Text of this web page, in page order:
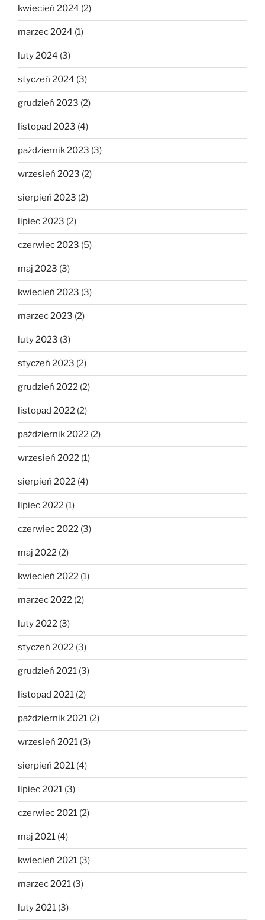
kwiecień 2024 (2)
marzec 2024 (1)
luty 2024 (3)
styczeń 2024 (3)
grudzień 2023 (2)
listopad 2023 (4)
październik 2023 (3)
wrzesień 2023 (2)
sierpień 2023 (2)
lipiec 2023 (2)
czerwiec 2023 (5)
maj 2023 (3)
kwiecień 2023 (3)
marzec 2023 (2)
luty 2023 (3)
styczeń 2023 (2)
grudzień 2022 (2)
listopad 2022 (2)
październik 2022 (2)
wrzesień 2022 (1)
sierpień 2022 (4)
lipiec 2022 (1)
czerwiec 2022 (3)
maj 2022 (2)
kwiecień 2022 (1)
marzec 2022 (2)
luty 2022 (3)
styczeń 2022 (3)
grudzień 2021 (3)
listopad 2021 (2)
październik 2021 (2)
wrzesień 2021 (3)
sierpień 2021 (4)
lipiec 2021 (3)
czerwiec 2021 (2)
maj 2021 (4)
kwiecień 2021 (3)
marzec 2021 (3)
luty 2021 (3)